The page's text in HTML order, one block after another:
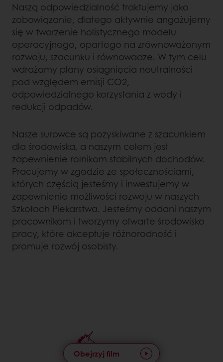
Naszą odpowiedzialność traktujemy jako
zobowiązanie, dlatego aktywnie angażujemy
się w tworzenie holistycznego modelu
operacyjnego, opartego na zrównoważonym
rozwoju, szacunku i równowadze. W tym celu
wdrażamy plany osiągnięcia neutralności
pod względem emisji CO2,
odpowiedzialnego korzystania z wody i
redukcji odpadów.
Nasze surowce są pozyskiwane z szacunkiem
dla środowiska, a naszym celem jest
zapewnienie rolnikom stabilnych dochodów.
Pracujemy w zgodzie ze społecznościami,
których częścią jesteśmy i inwestujemy w
zapewnienie możliwości rozwoju w naszych
Szkołach Piekarstwa. Jesteśmy oddani naszym
pracownikom i tworzymy otwarte środowisko
pracy, które akceptuje różnorodność i
promuje rozwój osobisty.
Obejrzyj film